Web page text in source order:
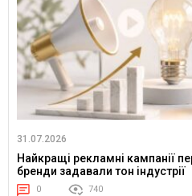
31.07.2026
Найкращі рекламні кампанії
бренди задавали тон індустрії
0 740